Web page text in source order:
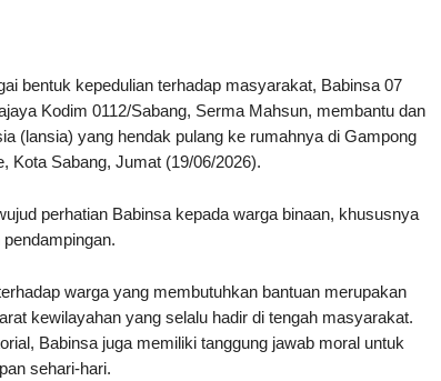
bentuk kepedulian terhadap masyarakat, Babinsa 07
Kodim 0112/Sabang, Serma Mahsun, membantu dan
(lansia) yang hendak pulang ke rumahnya di Gampong
Kota Sabang, Jumat (19/06/2026).
perhatian Babinsa kepada warga binaan, khususnya
warga yang membutuhkan bantuan merupakan
kewilayahan yang selalu hadir di tengah masyarakat.
Babinsa juga memiliki tanggung jawab moral untuk
sehari-hari.